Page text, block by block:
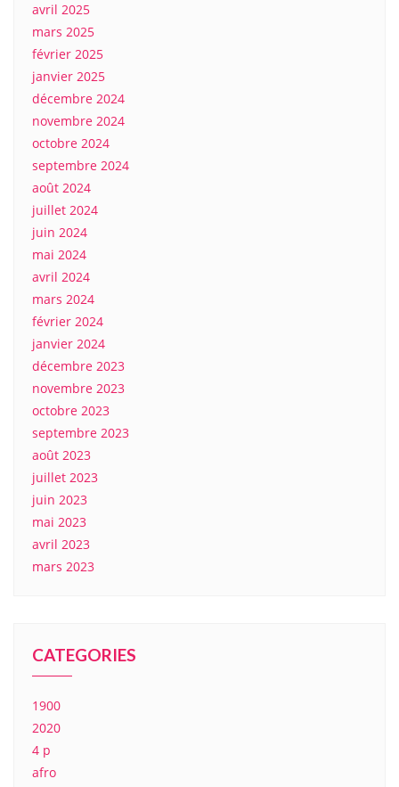
avril 2025
mars 2025
février 2025
janvier 2025
décembre 2024
novembre 2024
octobre 2024
septembre 2024
août 2024
juillet 2024
juin 2024
mai 2024
avril 2024
mars 2024
février 2024
janvier 2024
décembre 2023
novembre 2023
octobre 2023
septembre 2023
août 2023
juillet 2023
juin 2023
mai 2023
avril 2023
mars 2023
CATEGORIES
1900
2020
4 p
afro